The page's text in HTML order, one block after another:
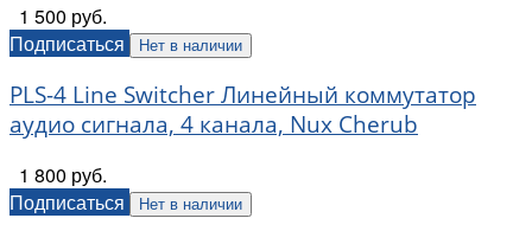
1 500 руб.
Подписаться
Нет в наличии
PLS-4 Line Switcher Линейный коммутатор
аудио сигнала, 4 канала, Nux Cherub
1 800 руб.
Подписаться
Нет в наличии